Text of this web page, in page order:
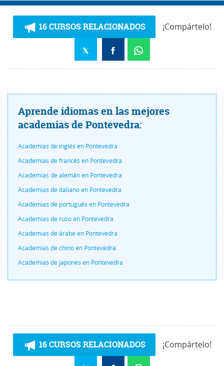
16 CURSOS RELACIONADOS ¡Compártelo!
Aprende idiomas en las mejores
academias de Pontevedra:
Academias de inglés en Pontevedra
Academias de francés en Pontevedra
Academias de alemán en Pontevedra
Academias de italiano en Pontevedra
Academias de portugués en Pontevedra
Academias de ruso en Pontevedra
Academias de árabe en Pontevedra
Academias de chino en Pontevedra
Academias de japonés en Pontevedra
16 CURSOS RELACIONADOS ¡Compártelo!